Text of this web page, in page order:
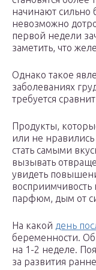
начинают сильно
невозможно
первой недели
заметить, что
Однако такое
заболеваниях
требуется
Продукты,
или не
стать самыми
вызывать
увидеть
восприимчивость
парфюм, дым от
На какой день
беременности.
на 1-2 неделе.
за развития